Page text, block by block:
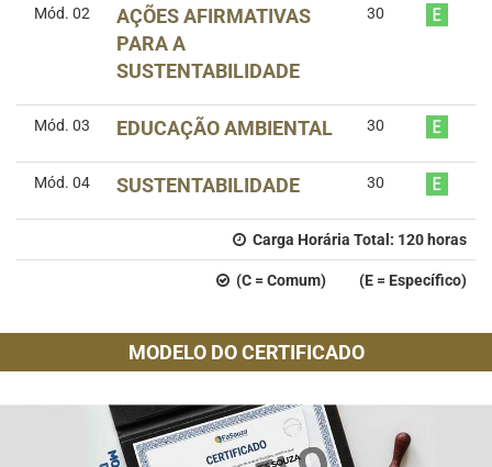
Mód. 02
AÇÕES AFIRMATIVAS
PARA A
SUSTENTABILIDADE
30
Mód. 03 EDUCAÇÃO AMBIENTAL 30
Mód. 04 SUSTENTABILIDADE 30
Carga Horária Total: 120 horas
(C = Comum) (E = Específico)
MODELO DO CERTIFICADO